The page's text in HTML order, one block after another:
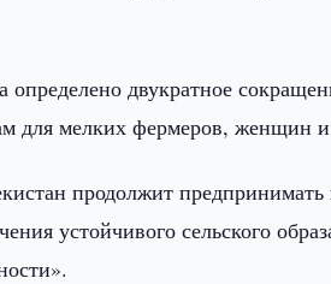
двукратное
для мелких фермеров, женщин
продолжит
устойчивого сельского